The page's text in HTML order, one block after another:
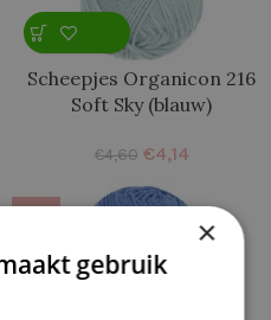
Scheepjes Organicon 216
Soft Sky (blauw)
€4,60 €4,14
-10%
×
gebruik